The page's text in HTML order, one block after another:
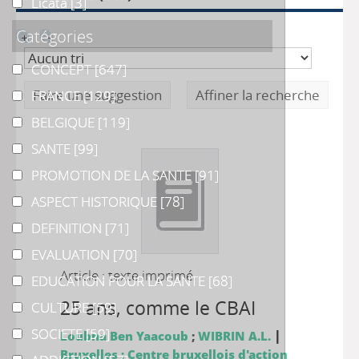
Faire une suggestion Affiner la recherche
Article : texte imprimé
25 ans, comme le CBAI
Loubna Ben Yaacoub ; WIBRIN A.L. |
Bruxelles : Centre bruxellois d'action
Catégories
CONCEPT
CONCEPT[647]
FRANCE
FRANCE[129]
BELGIQUE
BELGIQUE [119]
SANTESANTE [99]
PROMOTION DE LA SANTE
PROMOTION DE LA SANTE[91]
ASPECT HISTORIQUE
ASPECT HISTORIQUE [78]
DEFINITION
DEFINITION [71]
EVALUATION
EVALUATION [70]
EDUCATION POUR LA SANTE
EDUCATION POUR LA SANTE [68]
CULTURE
CULTURE[59]
SOCIETE
SOCIETE[59]